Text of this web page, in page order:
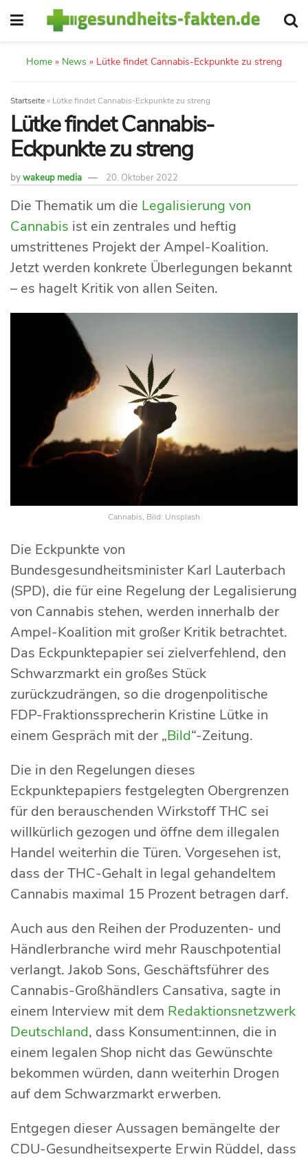
Home » News » Lütke findet Cannabis-Eckpunkte zu streng
Startseite » Lütke findet Cannabis-Eckpunkte zu streng
Lütke findet Cannabis-
Eckpunkte zu streng
bywakeup media 20. Oktober 2022
Die Thematik um die Legalisierung von
Cannabis ist ein zentrales und heftig
umstrittenes Projekt der Ampel-Koalition.
Jetzt werden konkrete Überlegungen bekannt
– es hagelt Kritik von allen Seiten.
Cannabis, Bild: Unsplash
Die Eckpunkte von
Bundesgesundheitsminister Karl Lauterbach
(SPD), die für eine Regelung der Legalisierung
von Cannabis stehen, werden innerhalb der
Ampel-Koalition mit großer Kritik betrachtet.
Das Eckpunktepapier sei zielverfehlend, den
Schwarzmarkt ein großes Stück
zurückzudrängen, so die drogenpolitische
FDP-Fraktionssprecherin Kristine Lütke in
einem Gespräch mit der „Bild“-Zeitung.
Die in den Regelungen dieses
Eckpunktepapiers festgelegten Obergrenzen
für den berauschenden Wirkstoff THC sei
willkürlich gezogen und öffne dem illegalen
Handel weiterhin die Türen. Vorgesehen ist,
dass der THC-Gehalt in legal gehandeltem
Cannabis maximal 15 Prozent betragen darf.
Auch aus den Reihen der Produzenten- und
Händlerbranche wird mehr Rauschpotential
verlangt. Jakob Sons, Geschäftsführer des
Cannabis-Großhändlers Cansativa, sagte in
einem Interview mit dem Redaktionsnetzwerk
Deutschland, dass Konsument:innen, die in
einem legalen Shop nicht das Gewünschte
bekommen würden, dann weiterhin Drogen
auf dem Schwarzmarkt erwerben.
Entgegen dieser Aussagen bemängelte der
CDU-Gesundheitsexperte Erwin Rüddel, dass